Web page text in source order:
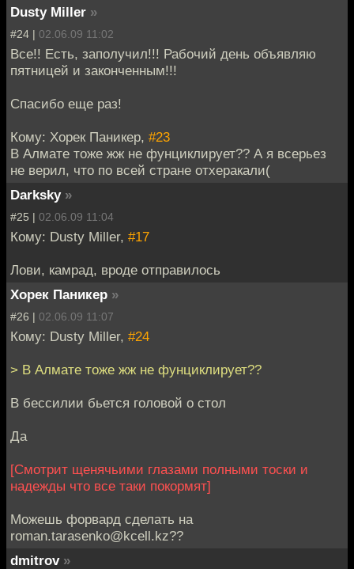
Dusty Miller »
#24 | 02.06.09 11:02
Все!! Есть, заполучил!!! Рабочий день объявляю
пятницей и законченным!!!
Спасибо еще раз!
Кому: Хорек Паникер, #23
В Алмате тоже жж не фунциклирует?? А я всерьез
не верил, что по всей стране отхеракали(
Darksky »
#25 | 02.06.09 11:04
Кому: Dusty Miller, #17
Лови, камрад, вроде отправилось
Хорек Паникер »
#26 | 02.06.09 11:07
Кому: Dusty Miller, #24
> В Алмате тоже жж не фунциклирует??
В бессилии бьется головой о стол
Да
[Смотрит щенячьими глазами полными тоски и
надежды что все таки покормят]
Можешь форвард сделать на
roman.tarasenko@kcell.kz??
dmitrov »